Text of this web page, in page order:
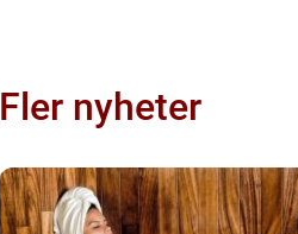
Fler nyheter